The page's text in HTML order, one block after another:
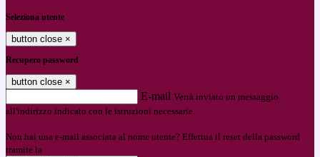
Seleziona utente
button close ×
Recupero password
button close ×
E-mail Verrà inviato un messaggio
all'indirizzo indicato con le istruzioni necessarie.
Non hai una e-mail associata al nome utente? Effettua il reset della password
tramite la